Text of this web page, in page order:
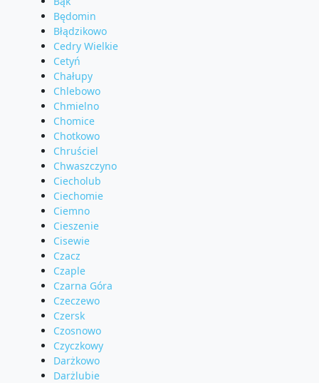
Będomin
Błądzikowo
Cedry Wielkie
Cetyń
Chałupy
Chlebowo
Chmielno
Chomice
Chotkowo
Chruściel
Chwaszczyno
Ciecholub
Ciechomie
Ciemno
Cieszenie
Cisewie
Czacz
Czaple
Czarna Góra
Czeczewo
Czersk
Czosnowo
Czyczkowy
Darżkowo
Darżlubie